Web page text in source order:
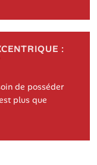
:
de posséder
plus que